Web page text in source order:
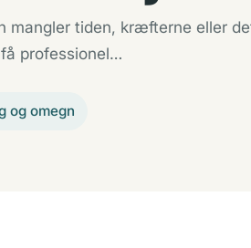
mangler tiden, kræfterne eller
professionel…
og omegn